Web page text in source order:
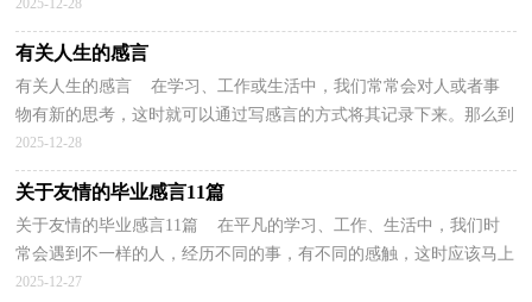
那么好的感言是什么样的呢？以下是小编精心整理...
2025-12-28
有关人生的感言
有关人生的感言 在学习、工作或生活中，我们常常会对人或者事
物有新的思考，这时就可以通过写感言的方式将其记录下来。那么到
底应该如何写感言呢？下面是小编为大家收集的有关...
2025-12-28
关于友情的毕业感言11篇
关于友情的毕业感言11篇 在平凡的学习、工作、生活中，我们时
常会遇到不一样的人，经历不同的事，有不同的感触，这时应该马上
记录下来，写一篇感言。那么问题来了，应该如何写感言呢...
2025-12-27